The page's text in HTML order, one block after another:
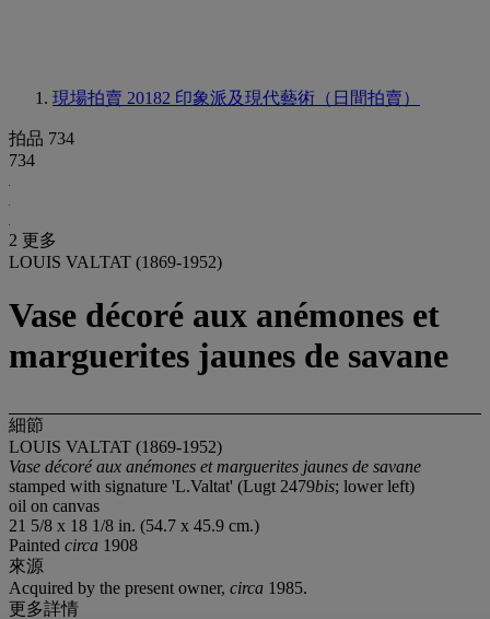
現場拍賣 20182 印象派及現代藝術（日間拍賣）
拍品 734
734
2 更多
LOUIS VALTAT (1869-1952)
Vase décoré aux anémones et
marguerites jaunes de savane
細節
LOUIS VALTAT (1869-1952)
Vase décoré aux anémones et marguerites jaunes de savane
stamped with signature 'L.Valtat' (Lugt 2479bis; lower left)
oil on canvas
21 5/8 x 18 1/8 in. (54.7 x 45.9 cm.)
Painted circa 1908
來源
Acquired by the present owner, circa 1985.
更多詳情